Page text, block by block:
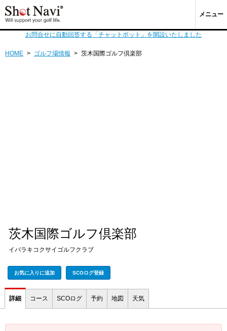
メニュー
お問合せに自動回答する「チャットボット」を開設いたしました
HOME > ゴルフ場情報 > 茨木国際ゴルフ倶楽部
茨木国際ゴルフ倶楽部
イバラキコクサイゴルフクラブ
お気に入りに追加 SCOログ登録
詳細 コース SCOログ 予約 地図 天気